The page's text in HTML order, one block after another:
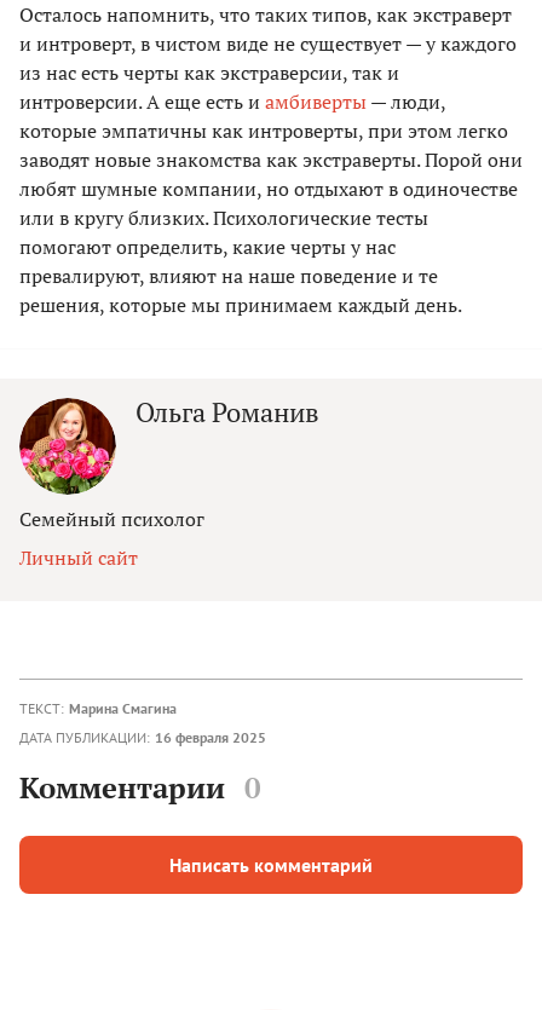
Осталось напомнить, что таких типов, как экстраверт
и интроверт, в чистом виде не существует — у каждого
из нас есть черты как экстраверсии, так и
интроверсии. А еще есть и амбиверты— люди,
которые эмпатичны как интроверты, при этом легко
заводят новые знакомства как экстраверты. Порой они
любят шумные компании, но отдыхают в одиночестве
или в кругу близких. Психологические тесты
помогают определить, какие черты у нас
превалируют, влияют на наше поведение и те
решения, которые мы принимаем каждый день.
Ольга Романив
Семейный психолог
Личный сайт
ТЕКСТ: Марина Смагина
ДАТА ПУБЛИКАЦИИ: 16 февраля 2025
Комментарии 0
Написать комментарий